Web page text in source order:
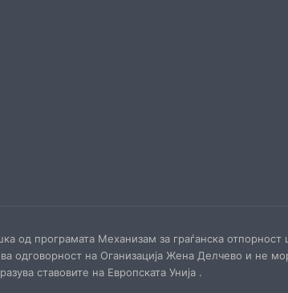
од програмата Механизам за граѓанска
одговорност на Оганизација Жена Делчево и не
ставовите на Европската Унија .